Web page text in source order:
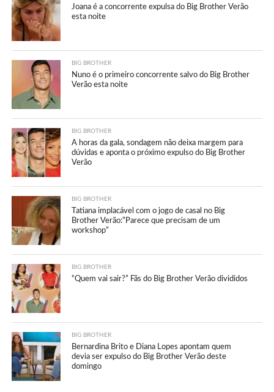
Joana é a concorrente expulsa do Big Brother Verão
esta noite
BIG BROTHER
Nuno é o primeiro concorrente salvo do Big Brother
Verão esta noite
BIG BROTHER
A horas da gala, sondagem não deixa margem para
dúvidas e aponta o próximo expulso do Big Brother
Verão
BIG BROTHER
Tatiana implacável com o jogo de casal no Big
Brother Verão:”Parece que precisam de um
workshop”
BIG BROTHER
“Quem vai sair?” Fãs do Big Brother Verão divididos
BIG BROTHER
Bernardina Brito e Diana Lopes apontam quem
devia ser expulso do Big Brother Verão deste
domingo